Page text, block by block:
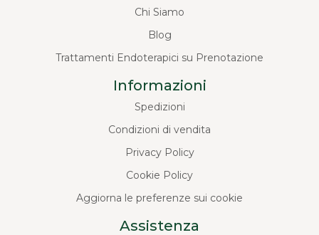
Chi Siamo
Blog
Trattamenti Endoterapici su Prenotazione
Informazioni
Spedizioni
Condizioni di vendita
Privacy Policy
Cookie Policy
Aggiorna le preferenze sui cookie
Assistenza